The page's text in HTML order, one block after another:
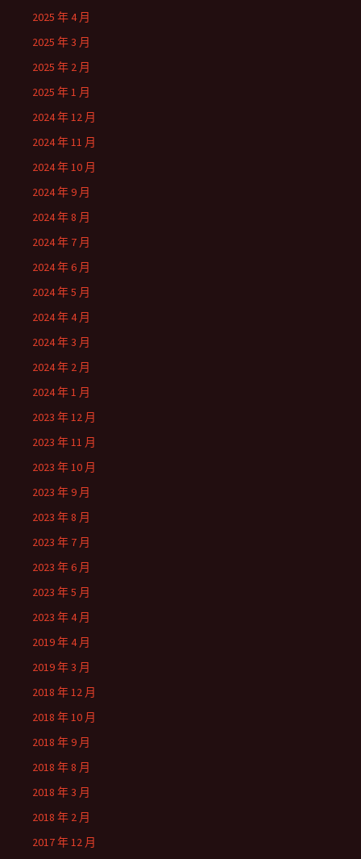
2025 年 4 月
2025 年 3 月
2025 年 2 月
2025 年 1 月
2024 年 12 月
2024 年 11 月
2024 年 10 月
2024 年 9 月
2024 年 8 月
2024 年 7 月
2024 年 6 月
2024 年 5 月
2024 年 4 月
2024 年 3 月
2024 年 2 月
2024 年 1 月
2023 年 12 月
2023 年 11 月
2023 年 10 月
2023 年 9 月
2023 年 8 月
2023 年 7 月
2023 年 6 月
2023 年 5 月
2023 年 4 月
2019 年 4 月
2019 年 3 月
2018 年 12 月
2018 年 10 月
2018 年 9 月
2018 年 8 月
2018 年 3 月
2018 年 2 月
2017 年 12 月